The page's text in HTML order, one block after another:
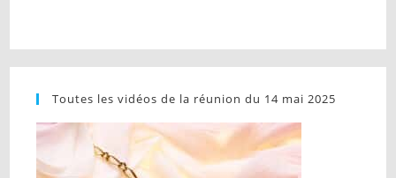
Toutes les vidéos de la réunion du 14 mai 2025